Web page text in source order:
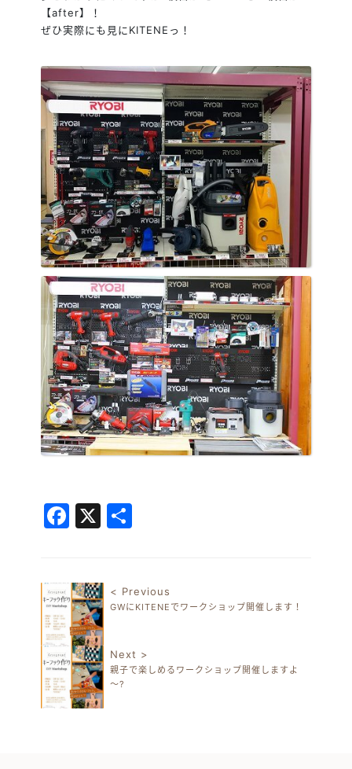
【after】！
ぜひ実際にも見にKITENEっ！
Facebook
X
投稿ナビゲーション
< Previous
GWにKITENEでワークショップ開催します！
Next >
親子で楽しめるワークショップ開催しますよ
～?